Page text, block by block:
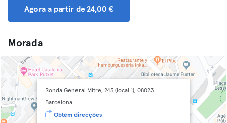
Agora a partir de 24,00 €
Morada
Ronda General Mitre, 243 (local 1), 08023
Barcelona
Obtém direcções